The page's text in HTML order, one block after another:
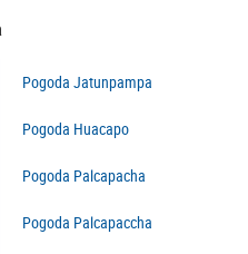
Pogoda Jatunpampa
Pogoda Huacapo
Pogoda Palcapacha
Pogoda Palcapaccha